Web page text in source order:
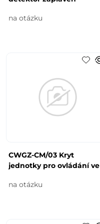
na otázku
CWGZ-CM/03 Kryt
jednotky pro ovládání ve
na otázku